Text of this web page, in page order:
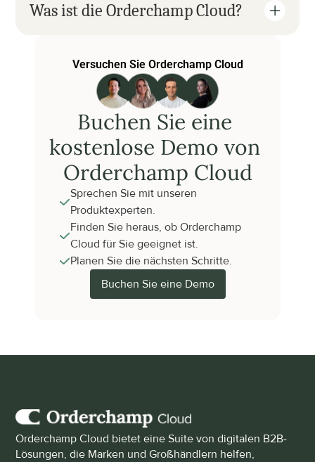
Was ist die Orderchamp Cloud?
Versuchen Sie Orderchamp Cloud
Buchen Sie eine
kostenlose Demo von
Orderchamp Cloud
Sprechen Sie mit unseren
Produktexperten.
Finden Sie heraus, ob Orderchamp
Cloud für Sie geeignet ist.
Planen Sie die nächsten Schritte.
Buchen Sie eine Demo
Orderchamp Cloud bietet eine Suite von digitalen B2B-
Lösungen, die Marken und Großhändlern helfen,